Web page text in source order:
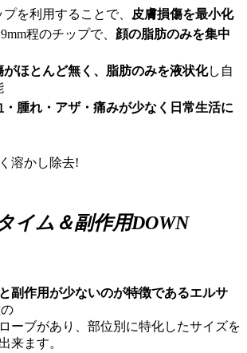
を利用することで、 皮膚損傷を最小化
程のチップで、 顔の脂肪のみを集中
がほとんど無く、脂肪のみを液状化し自
・腫れ・アザ・痛みが少なく日常生活に
溶かし除去!
イム＆副作用DOWN
副作用が少ないのが特徴であるエルサ
ーブがあり、部位別に特化したサイズを
来ます。